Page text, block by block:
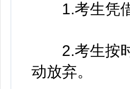
1.考生凭借
2.考生按时
动放弃。